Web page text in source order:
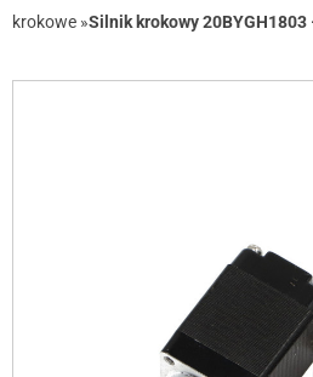
krokowe »Silnik krokowy 20BYGH1803